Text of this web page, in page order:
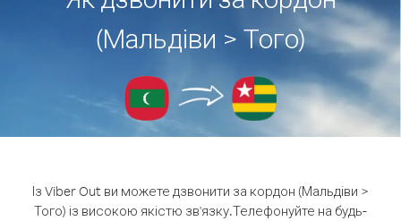
(Мальдіви > Того)
Із Viber Out ви можете дзвонити за кордон (Мальдіви >
Того) із високою якістю зв'язку.Телефонуйте на будь-